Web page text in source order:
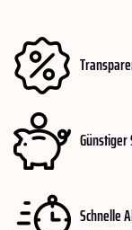
Günstiger
Schnelle